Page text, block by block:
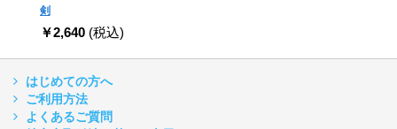
剣
￥2,640 (税込)
はじめての方へ
ご利用方法
よくあるご質問